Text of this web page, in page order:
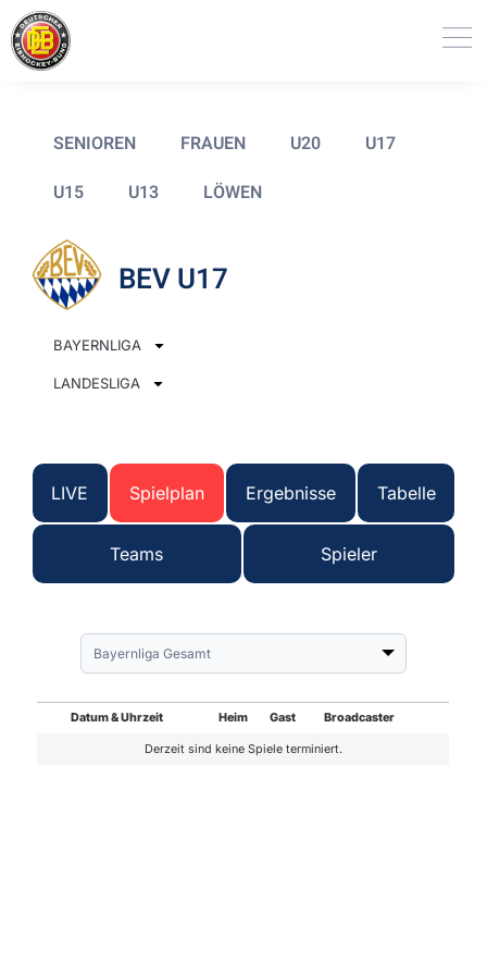
SENIOREN FRAUEN U20
U17
U15
U13 LÖWEN
BEV U17
BAYERNLIGA
LANDESLIGA
LIVE Spielplan Ergebnisse Tabelle
Teams Spieler
Bayernliga Gesamt
Datum & Uhrzeit Heim Gast Broadcaster
Derzeit sind keine Spiele terminiert.